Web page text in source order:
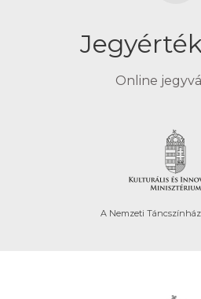
Online
A Nemzeti